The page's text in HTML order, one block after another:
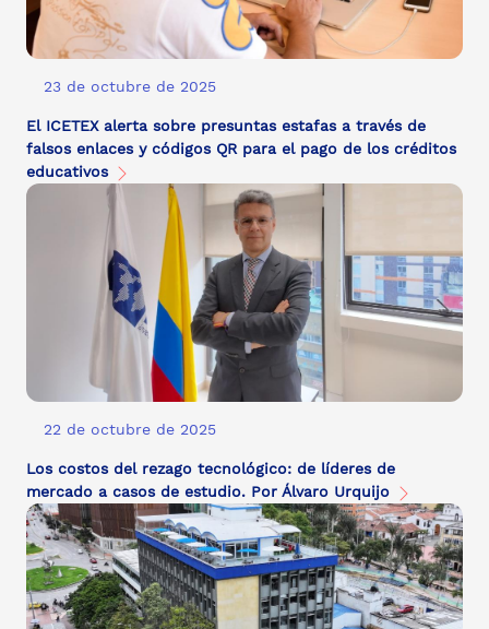
23 de octubre de 2025
El ICETEX alerta sobre presuntas estafas a través de
falsos enlaces y códigos QR para el pago de los créditos
educativos
22 de octubre de 2025
Los costos del rezago tecnológico: de líderes de
mercado a casos de estudio. Por Álvaro Urquijo